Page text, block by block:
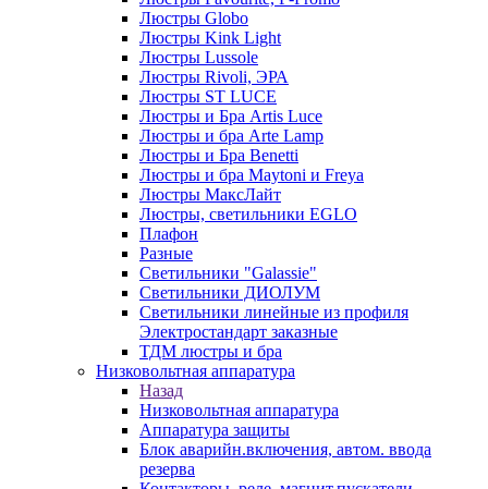
Люстры Globo
Люстры Kink Light
Люстры Lussole
Люстры Rivoli, ЭРА
Люстры ST LUCE
Люстры и Бра Artis Luce
Люстры и бра Arte Lamp
Люстры и Бра Benetti
Люстры и бра Maytoni и Freya
Люстры МаксЛайт
Люстры, светильники EGLO
Плафон
Разные
Светильники "Galassie"
Светильники ДИОЛУМ
Светильники линейные из профиля
Электростандарт заказные
ТДМ люстры и бра
Низковольтная аппаратура
Назад
Низковольтная аппаратура
Аппаратура защиты
Блок аварийн.включения, автом. ввода
резерва